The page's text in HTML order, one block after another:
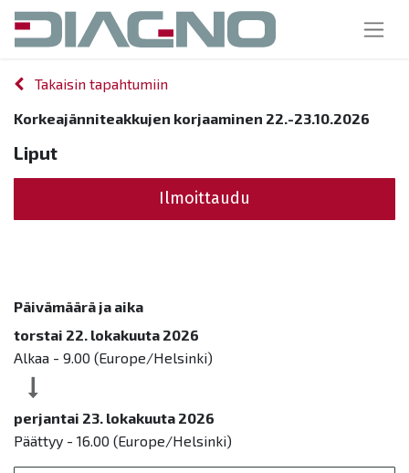
Takaisin tapahtumiin
Korkeajänniteakkujen korjaaminen 22.-23.10.2026
Liput
Ilmoittaudu
Päivämäärä ja aika
torstai 22. lokakuuta 2026
Alkaa - 9.00 (Europe/Helsinki)
perjantai 23. lokakuuta 2026
Päättyy - 16.00 (Europe/Helsinki)